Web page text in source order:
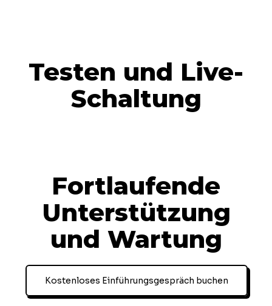
Testen und Live-
Schaltung
Fortlaufende
Unterstützung
und Wartung
Kostenloses Einführungsgespräch buchen